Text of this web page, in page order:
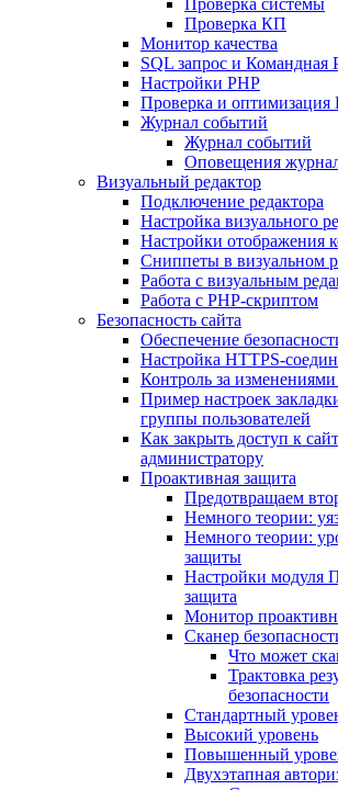
Проверка системы
Проверка КП
Монитор качества
SQL запрос и Командная
Настройки PHP
Проверка и оптимизация
Журнал событий
Журнал событий
Оповещения
Визуальный редактор
Подключение редактора
Настройка визуального
Настройки отображения
Сниппеты в визуальном
Работа с визуальным
Работа с PHP-скриптом
Безопасность сайта
Обеспечение
Настройка HTTPS-
Контроль за
Пример настроек
группы пользователей
Как закрыть доступ к
администратору
Проактивная защита
Предотвращаем
Немного теории:
Немного теории:
защиты
Настройки модуля
защита
Монитор
Сканер
Что может
Трактовка
безопасности
Стандартный
Высокий уровень
Повышенный
Двухэтапная